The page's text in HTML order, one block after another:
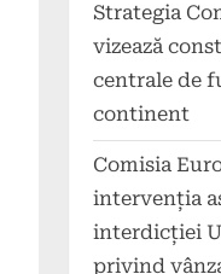
Strategia
vizează
centrale de
continent
Comisia
intervenția
interdicției
privind